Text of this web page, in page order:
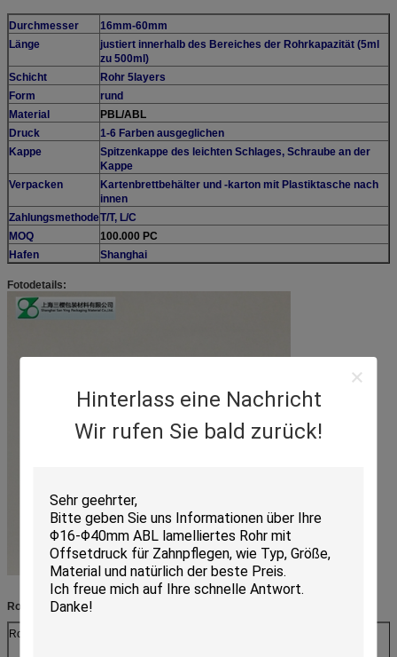
Hinterlass eine Nachricht
Wir rufen Sie bald zurück!
Durchmesser
16mm-60mm
Länge
justiert innerhalb des Bereiches der Rohrkapazität (5ml
zu 500ml)
Schicht
Rohr 5layers
Form
rund
Material
PBL/ABL
Druck
1-6 Farben ausgeglichen
Kappe
Spitzenkappe des leichten Schlages, Schraube an der
Kappe
Verpacken
Kartenbrettbehälter und -karton mit Plastiktasche nach
innen
ZahlungsmethodeT/T, L/C
MOQ
100.000 PC
Hafen
Shanghai
Fotodetails:
Rohrmaßwahlen:
Rohr-Durchmesser